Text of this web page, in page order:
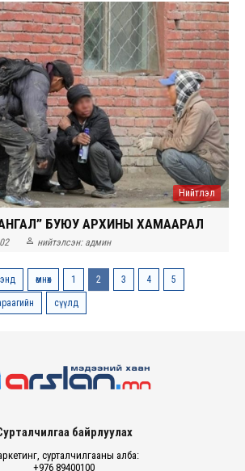
Нийтлэл
БУЮУ АРХИНЫ ХАМААРАЛ
 нийтэлсэн: админ
өмнөх 1 2 3 4 5
сүүлд
байрлуулах
сурталчилгааны алба:
+976 89400100